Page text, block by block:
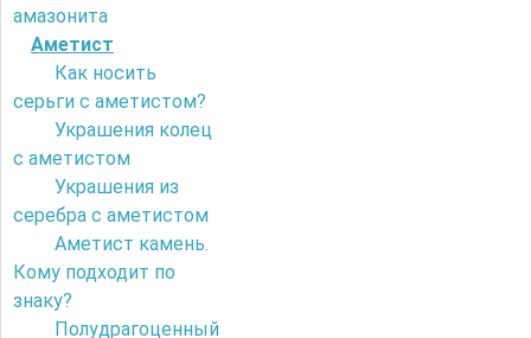
амазонита
Аметист
Как носить
серьги с аметистом?
Украшения колец
с аметистом
Украшения из
серебра с аметистом
Аметист камень.
Кому подходит по
знаку?
Полудрагоценный